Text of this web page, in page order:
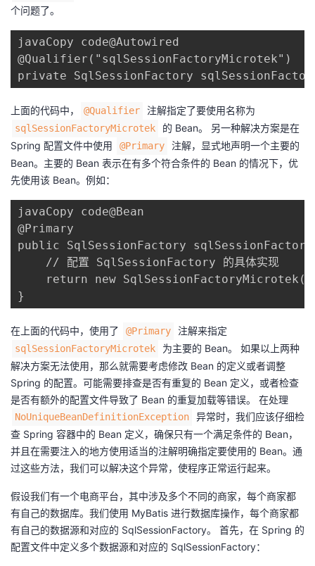
注
开
者
学
堂
我
程
认
证
的
实
验
我
的
收
藏
的
我
的
支
持
的
支
持
我
声
建
议
个问题了。
javaCopy code@Autowired
@Qualifier("sqlSessionFactoryMicrotek")
private SqlSessionFactory
上面的代码中，​ ​@Qualifier​ ​ 注解指定了要使用名称为 ​
​sqlSessionFactoryMicrotek​
​ 的 Bean。 另一种解决方案是在
Spring 配置文件中使用 ​
​@Primary​
​ 注解，显式地声明一个主要的
Bean。主要的 Bean 表示在有多个符合条件的 Bean 的情况下，优
先使用该 Bean。例如：
javaCopy code@Bean
@Primary
public SqlSessionFactory
    // 配置 SqlSessionFactory 的具体实现
return new
}
在上面的代码中，使用了 ​ ​@Primary​ ​ 注解来指定 ​
​sqlSessionFactoryMicrotek​
​ 为主要的 Bean。 如果以上两种
解决方案无法使用，那么就需要考虑修改 Bean 的定义或者调整
Spring 的配置。可能需要排查是否有重复的 Bean 定义，或者检查
是否有额外的配置文件导致了 Bean 的重复加载等错误。 在处理 ​
​NoUniqueBeanDefinitionException​
​ 异常时，我们应该仔细检
查 Spring 容器中的 Bean 定义，确保只有一个满足条件的 Bean，
并且在需要注入的地方使用适当的注解明确指定要使用的 Bean。通
过这些方法，我们可以解决这个异常，使程序正常运行起来。
假设我们有一个电商平台，其中涉及多个不同的商家，每个商家都
有自己的数据库。我们使用 MyBatis 进行数据库操作，每个商家都
有自己的数据源和对应的 SqlSessionFactory。 首先，在 Spring 的
配置文件中定义多个数据源和对应的 SqlSessionFactory：